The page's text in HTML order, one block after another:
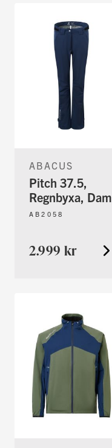
ABACUS
Pitch 37.5,
Regnbyxa, Dam
AB2058
2.999 kr